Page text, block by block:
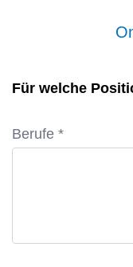
Für welche
Berufe *